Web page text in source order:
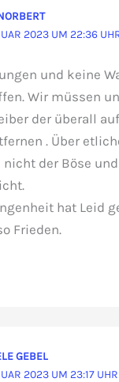
2023 UM 22:36
und keine
Wir müssen
der überall
. Über
nicht der Böse
hat Leid
Frieden.
GEBEL
2023 UM 23:17 UHR